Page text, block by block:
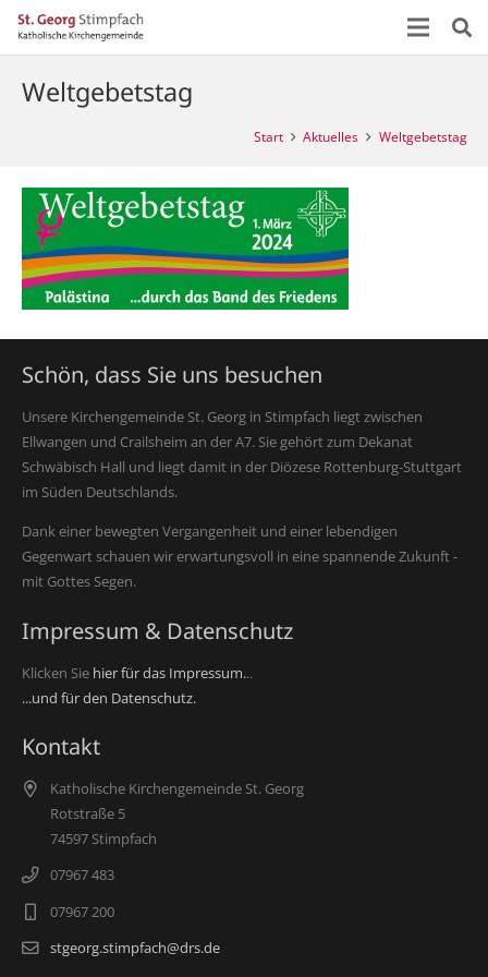
Weltgebetstag
Start Aktuelles Weltgebetstag
Schön, dass Sie uns besuchen
Unsere Kirchengemeinde St. Georg in Stimpfach liegt zwischen
Ellwangen und Crailsheim an der A7. Sie gehört zum Dekanat
Schwäbisch Hall und liegt damit in der Diözese Rottenburg-Stuttgart
im Süden Deutschlands.
Dank einer bewegten Vergangenheit und einer lebendigen
Gegenwart schauen wir erwartungsvoll in eine spannende Zukunft -
mit Gottes Segen.
Impressum & Datenschutz
Klicken Sie hier für das Impressum...
...und für den Datenschutz.
Kontakt
Katholische Kirchengemeinde St. Georg
Rotstraße 5
74597 Stimpfach
07967 483
07967 200
stgeorg.stimpfach@drs.de